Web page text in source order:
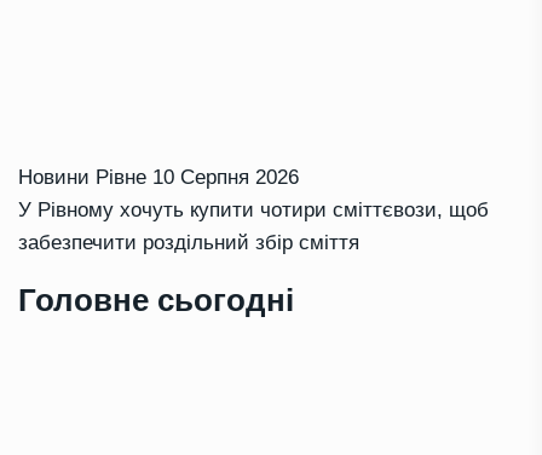
Новини Рівне 10 Серпня 2026
У Рівному хочуть купити чотири сміттєвози, щоб
забезпечити роздільний збір сміття
Головне сьогодні